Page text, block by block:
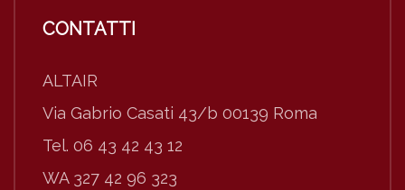
CONTATTI
ALTAIR
Via Gabrio Casati 43/b 00139 Roma
Tel. 06 43 42 43 12
WA 327 42 96 323